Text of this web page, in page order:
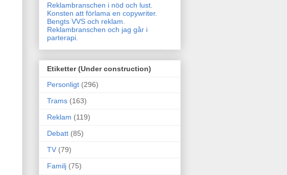
Reklambranschen i nöd och lust.
Konsten att förlama en copywriter.
Bengts VVS och reklam.
Reklambranschen och jag går i
parterapi.
Etiketter (Under construction)
Personligt (296)
Trams (163)
Reklam (119)
Debatt (85)
TV (79)
Familj (75)